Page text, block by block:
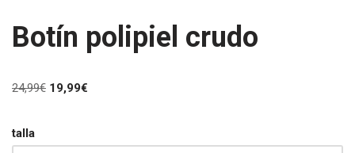
Botín polipiel crudo
24,99€ 19,99€
talla